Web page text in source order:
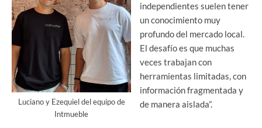
Luciano y Ezequiel del equipo de
Intmueble
independientes suelen tener
un conocimiento muy
profundo del mercado local.
El desafío es que muchas
veces trabajan con
herramientas limitadas, con
información fragmentada y
de manera aislada”.